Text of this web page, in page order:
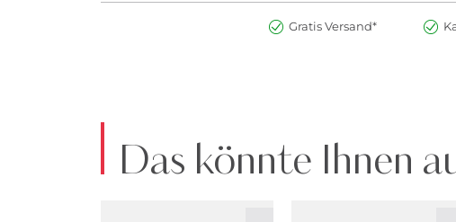
Gratis Versand*
Das könnte Ihnen